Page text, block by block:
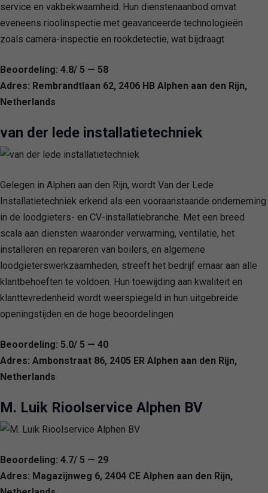
service en vakbekwaamheid. Hun dienstenaanbod omvat
eveneens rioolinspectie met geavanceerde technologieën
zoals camera-inspectie en rookdetectie, wat bijdraagt
Beoordeling: 4.8/ 5 — 58
Adres: Rembrandtlaan 62, 2406 HB Alphen aan den Rijn,
Netherlands
van der lede installatietechniek
Gelegen in Alphen aan den Rijn, wordt Van der Lede
Installatietechniek erkend als een vooraanstaande onderneming
in de loodgieters- en CV-installatiebranche. Met een breed
scala aan diensten waaronder verwarming, ventilatie, het
installeren en repareren van boilers, en algemene
loodgieterswerkzaamheden, streeft het bedrijf ernaar aan alle
klantbehoeften te voldoen. Hun toewijding aan kwaliteit en
klanttevredenheid wordt weerspiegeld in hun uitgebreide
openingstijden en de hoge beoordelingen
Beoordeling: 5.0/ 5 — 40
Adres: Ambonstraat 86, 2405 ER Alphen aan den Rijn,
Netherlands
M. Luik Rioolservice Alphen BV
Beoordeling: 4.7/ 5 — 29
Adres: Magazijnweg 6, 2404 CE Alphen aan den Rijn,